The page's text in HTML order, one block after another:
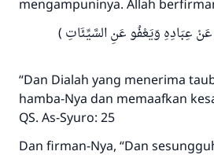
mengampuninya. Allah
عَنْ عِبَادِهِ وَيَعْفُو عَنِ السَّيِّئَاتِ )
“Dan Dialah yang menerima
hamba-Nya dan memaafkan
QS. As-Syuro: 25
Dan firman-Nya, “Dan